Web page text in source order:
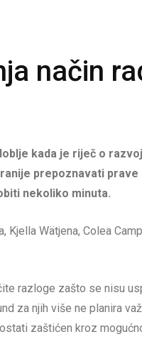
način
kada je riječ o
prepoznavati
nekoliko minuta.
Wätjena, Colea
razloge zašto se nisu
za njih više ne planira
zaštićen kroz